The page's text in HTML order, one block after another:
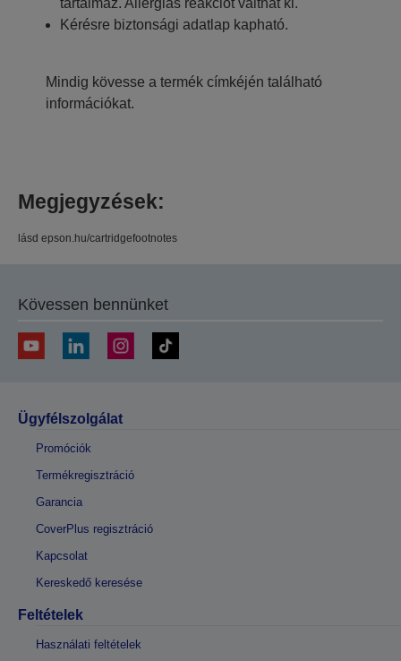
Kérésre biztonsági adatlap kapható.
Mindig kövesse a termék címkéjén található
információkat.
Megjegyzések:
lásd epson.hu/cartridgefootnotes
Kövessen bennünket
Ügyfélszolgálat
Promóciók
Termékregisztráció
Garancia
CoverPlus regisztráció
Kapcsolat
Kereskedő keresése
Feltételek
Használati feltételek